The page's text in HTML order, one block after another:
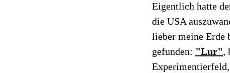
Eigentlich hatte
die USA
lieber meine Erde
gefunden: "Lur",